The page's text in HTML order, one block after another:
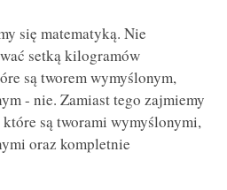
się matematyką. Nie
setką kilogramów
są tworem wymyślonym,
- nie. Zamiast tego zajmiemy
są tworami wymyślonymi,
oraz kompletnie